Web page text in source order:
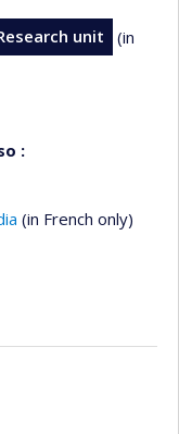
unit
(in
:
(in French only)